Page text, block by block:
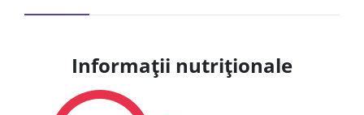
Informații nutriționale